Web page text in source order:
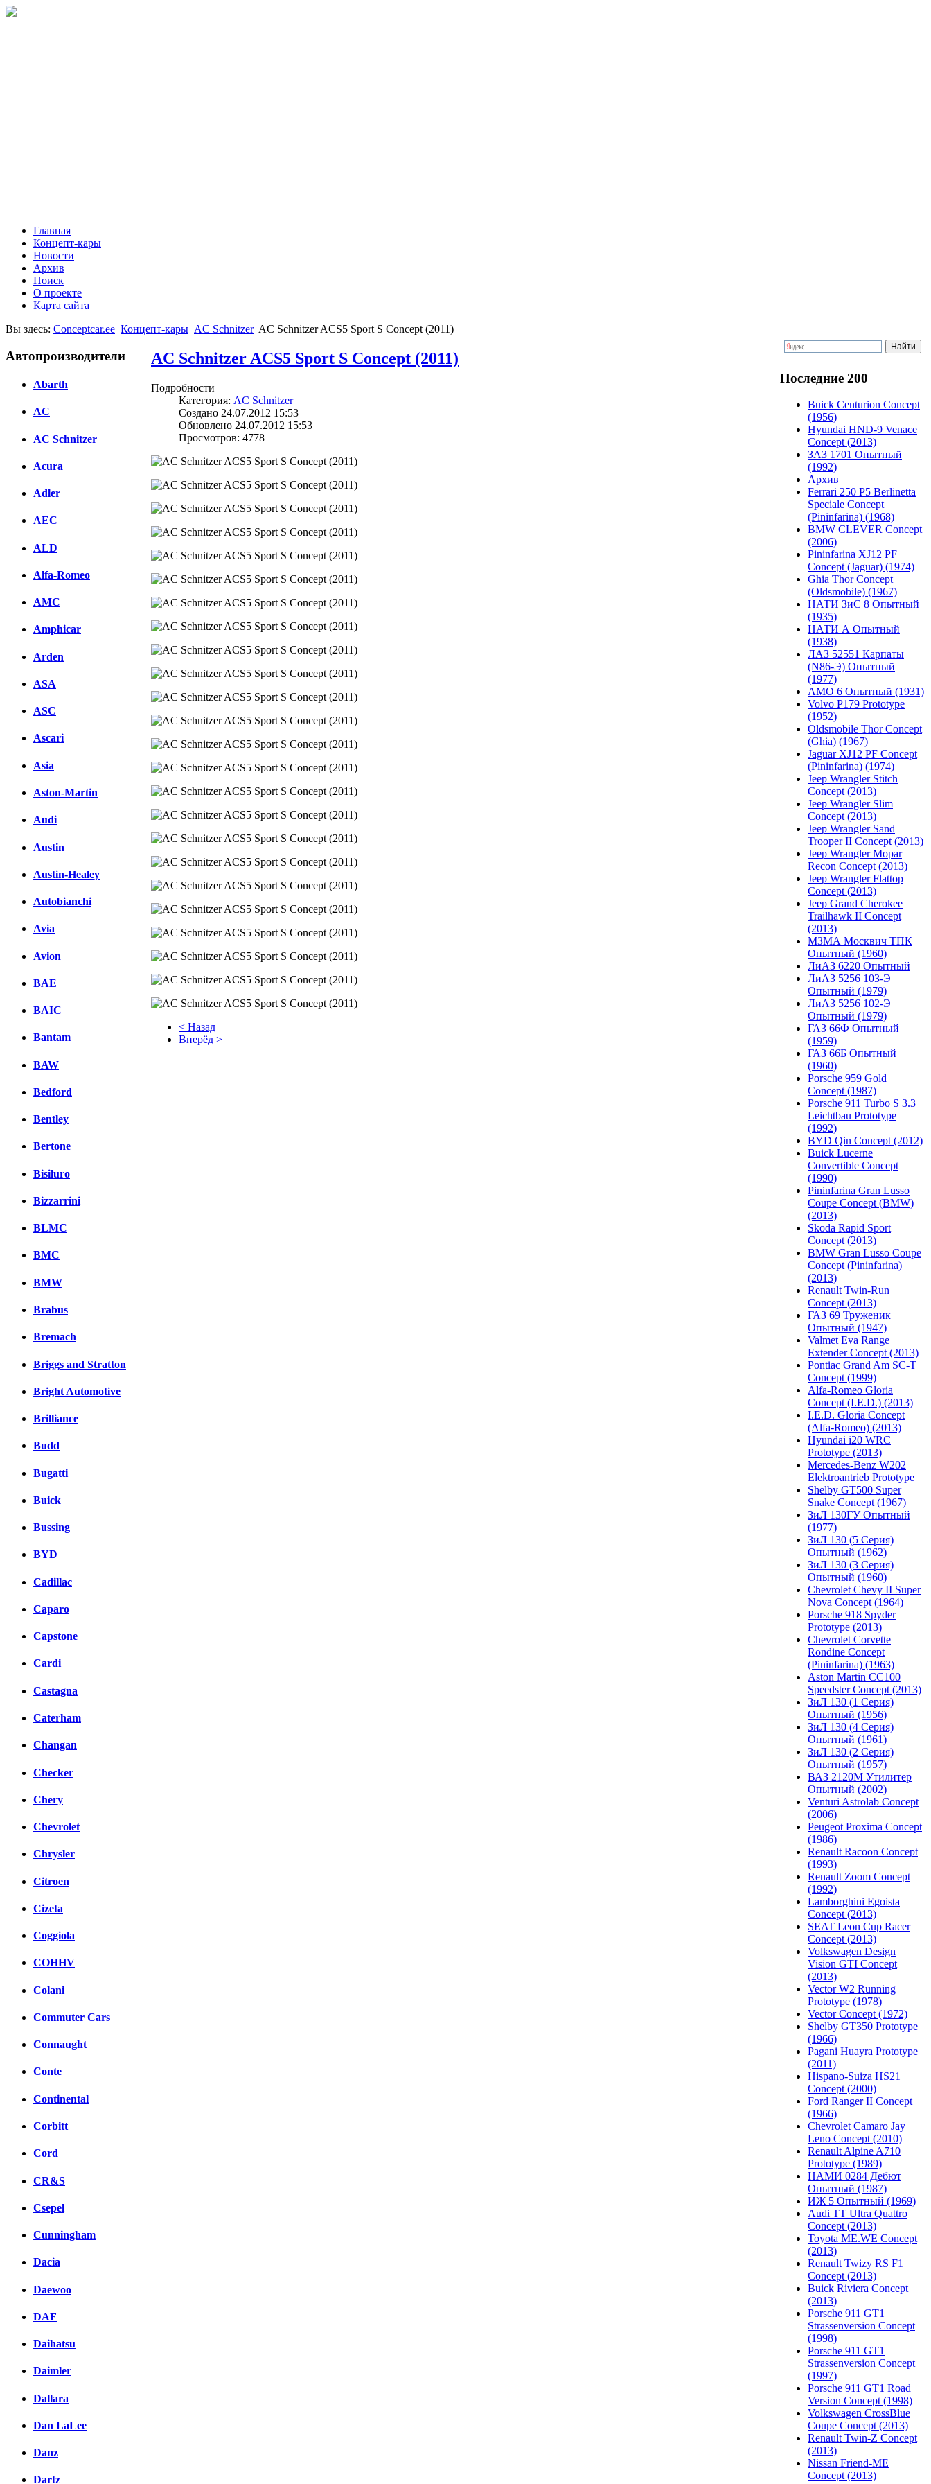
Главная
Концепт-кары
Новости
Архив
Поиск
О проекте
Карта сайта
Вы здесь: Conceptcar.ee Концепт-кары AC Schnitzer AC Schnitzer ACS5 Sport S Concept (2011)
Автопроизводители
Abarth
AC
AC Schnitzer
Acura
Adler
AEC
ALD
Alfa-Romeo
AMC
Amphicar
Arden
ASA
ASC
Ascari
Asia
Aston-Martin
Audi
Austin
Austin-Healey
Autobianchi
Avia
Avion
BAE
BAIC
Bantam
BAW
Bedford
Bentley
Bertone
Bisiluro
Bizzarrini
BLMC
BMC
BMW
Brabus
Bremach
Briggs and Stratton
Bright Automotive
Brilliance
Budd
Bugatti
Buick
Bussing
BYD
Cadillac
Caparo
Capstone
Cardi
Castagna
Caterham
Changan
Checker
Chery
Chevrolet
Chrysler
Citroen
Cizeta
Coggiola
COHHV
Colani
Commuter Cars
Connaught
Conte
Continental
Corbitt
Cord
CR&S
Csepel
Cunningham
Dacia
Daewoo
DAF
Daihatsu
Daimler
Dallara
Dan LaLee
Danz
Dartz
AC Schnitzer ACS5 Sport S Concept (2011)
Подробности
Категория: AC Schnitzer
Создано 24.07.2012 15:53
Обновлено 24.07.2012 15:53
Просмотров: 4778
< Назад
Вперёд >
Последние 200
Buick Centurion Concept
(1956)
Hyundai HND-9 Venace
Concept (2013)
ЗАЗ 1701 Опытный
(1992)
Архив
Ferrari 250 P5 Berlinetta
Speciale Concept
(Pininfarina) (1968)
BMW CLEVER Concept
(2006)
Pininfarina XJ12 PF
Concept (Jaguar) (1974)
Ghia Thor Concept
(Oldsmobile) (1967)
НАТИ ЗиС 8 Опытный
(1935)
НАТИ А Опытный
(1938)
ЛАЗ 52551 Карпаты
(N86-Э) Опытный
(1977)
АМО 6 Опытный (1931)
Volvo P179 Prototype
(1952)
Oldsmobile Thor Concept
(Ghia) (1967)
Jaguar XJ12 PF Concept
(Pininfarina) (1974)
Jeep Wrangler Stitch
Concept (2013)
Jeep Wrangler Slim
Concept (2013)
Jeep Wrangler Sand
Trooper II Concept (2013)
Jeep Wrangler Mopar
Recon Concept (2013)
Jeep Wrangler Flattop
Concept (2013)
Jeep Grand Cherokee
Trailhawk II Concept
(2013)
МЗМА Москвич ТПК
Опытный (1960)
ЛиАЗ 6220 Опытный
ЛиАЗ 5256 103-Э
Опытный (1979)
ЛиАЗ 5256 102-Э
Опытный (1979)
ГАЗ 66Ф Опытный
(1959)
ГАЗ 66Б Опытный
(1960)
Porsche 959 Gold
Concept (1987)
Porsche 911 Turbo S 3.3
Leichtbau Prototype
(1992)
BYD Qin Concept (2012)
Buick Lucerne
Convertible Concept
(1990)
Pininfarina Gran Lusso
Coupe Concept (BMW)
(2013)
Skoda Rapid Sport
Concept (2013)
BMW Gran Lusso Coupe
Concept (Pininfarina)
(2013)
Renault Twin-Run
Concept (2013)
ГАЗ 69 Труженик
Опытный (1947)
Valmet Eva Range
Extender Concept (2013)
Pontiac Grand Am SC-T
Concept (1999)
Alfa-Romeo Gloria
Concept (I.E.D.) (2013)
I.E.D. Gloria Concept
(Alfa-Romeo) (2013)
Hyundai i20 WRC
Prototype (2013)
Mercedes-Benz W202
Elektroantrieb Prototype
Shelby GT500 Super
Snake Concept (1967)
ЗиЛ 130ГУ Опытный
(1977)
ЗиЛ 130 (5 Серия)
Опытный (1962)
ЗиЛ 130 (3 Серия)
Опытный (1960)
Chevrolet Chevy II Super
Nova Concept (1964)
Porsche 918 Spyder
Prototype (2013)
Chevrolet Corvette
Rondine Concept
(Pininfarina) (1963)
Aston Martin CC100
Speedster Concept (2013)
ЗиЛ 130 (1 Серия)
Опытный (1956)
ЗиЛ 130 (4 Серия)
Опытный (1961)
ЗиЛ 130 (2 Серия)
Опытный (1957)
ВАЗ 2120М Утилитер
Опытный (2002)
Venturi Astrolab Concept
(2006)
Peugeot Proxima Concept
(1986)
Renault Racoon Concept
(1993)
Renault Zoom Concept
(1992)
Lamborghini Egoista
Concept (2013)
SEAT Leon Cup Racer
Concept (2013)
Volkswagen Design
Vision GTI Concept
(2013)
Vector W2 Running
Prototype (1978)
Vector Concept (1972)
Shelby GT350 Prototype
(1966)
Pagani Huayra Prototype
(2011)
Hispano-Suiza HS21
Concept (2000)
Ford Ranger II Concept
(1966)
Chevrolet Camaro Jay
Leno Concept (2010)
Renault Alpine A710
Prototype (1989)
НАМИ 0284 Дебют
Опытный (1987)
ИЖ 5 Опытный (1969)
Audi TT Ultra Quattro
Concept (2013)
Toyota ME.WE Concept
(2013)
Renault Twizy RS F1
Concept (2013)
Buick Riviera Concept
(2013)
Porsche 911 GT1
Strassenversion Concept
(1998)
Porsche 911 GT1
Strassenversion Concept
(1997)
Porsche 911 GT1 Road
Version Concept (1998)
Volkswagen CrossBlue
Coupe Concept (2013)
Renault Twin-Z Concept
(2013)
Nissan Friend-ME
Concept (2013)